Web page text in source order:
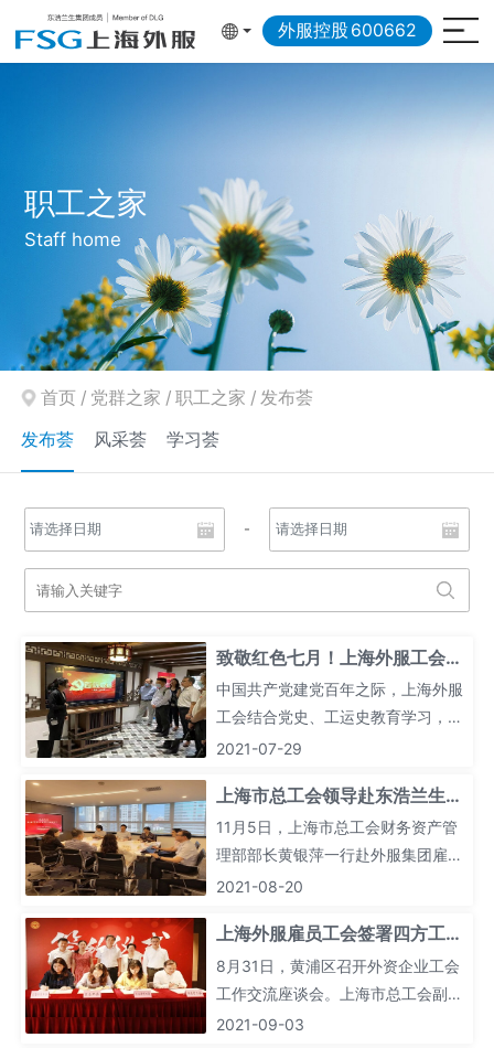
外服控股 600662
职工之家
Staff home
发布荟 风采荟 学习荟
首页 / 党群之家 / 职工之家 / 发布荟
-
致敬红色七月！上海外服工会开
展庆建党系列主题活动
中国共产党建党百年之际，上海外服
工会结合党史、工运史教育学习，开
展了一系列形式丰富的主题活动，积
学史增信、学史崇德、学史力行，以
昂扬斗志迎接新挑战，奋进新时代。
2021-07-29
上海市总工会领导赴东浩兰生集
团上海外服雇员工会调研
11月5日，上海市总工会财务资产管
理部部长黄银萍一行赴外服集团雇员
工会调研。外服雇员工会主席归潇蕾
2021-08-20
上海外服雇员工会签署四方工会
合作协议
8月31日，黄浦区召开外资企业工会
工作交流座谈会。上海市总工会副主
席周奇出席了会议并讲话。黄浦区人
2021-09-03